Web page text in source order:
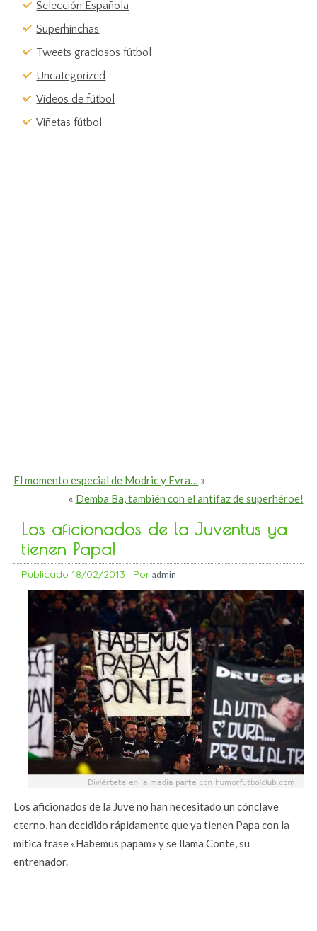
Selección Española
Superhinchas
Tweets graciosos fútbol
Uncategorized
Vídeos de fútbol
Viñetas fútbol
El momento especial de Modric y Evra… »
« Demba Ba, también con el antifaz de superhéroe!
Los aficionados de la Juventus ya
tienen Papa!
Publicado 18/02/2013 | Por admin
Los aficionados de la Juve no han necesitado un cónclave
eterno, han decidido rápidamente que ya tienen Papa con la
mítica frase «Habemus papam» y se llama Conte, su
entrenador.